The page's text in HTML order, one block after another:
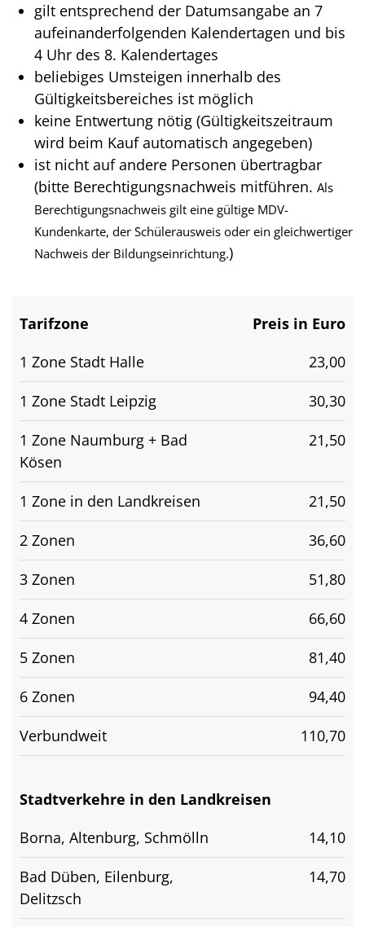
gilt entsprechend der Datumsangabe an 7
aufeinanderfolgenden Kalendertagen und bis
4 Uhr des 8. Kalendertages
beliebiges Umsteigen innerhalb des
Gültigkeitsbereiches ist möglich
keine Entwertung nötig (Gültigkeitszeitraum
wird beim Kauf automatisch angegeben)
ist nicht auf andere Personen übertragbar
(bitte Berechtigungsnachweis mitführen. Als
Berechtigungsnachweis gilt eine gültige MDV-
Kundenkarte, der Schülerausweis oder ein gleichwertiger
Nachweis der Bildungseinrichtung.)
Tarifzone
Preis in Euro
1 Zone Stadt Halle
23,00
1 Zone Stadt Leipzig
30,30
1 Zone Naumburg + Bad
Kösen
21,50
1 Zone in den Landkreisen
21,50
2 Zonen
36,60
3 Zonen
51,80
4 Zonen
66,60
5 Zonen
81,40
6 Zonen
94,40
Verbundweit
110,70
Stadtverkehre in den Landkreisen
Borna, Altenburg, Schmölln
14,10
Bad Düben, Eilenburg,
Delitzsch
14,70